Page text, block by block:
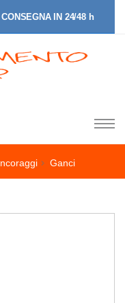
CONSEGNA IN 24/48 h
Ganci